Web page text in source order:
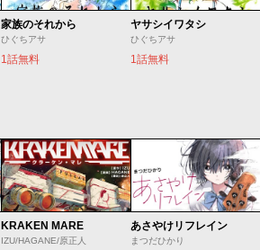
家族のそれから
ひぐちアサ
1話無料
ヤサシイワタシ
ひぐちアサ
1話無料
KRAKEN MARE
IZU/HAGANE/原正人
あさやけリフレイン
まつだひかり